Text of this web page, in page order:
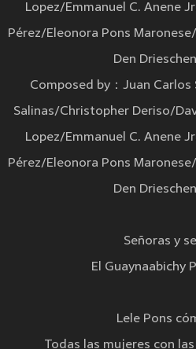
Lopez/Emmanuel C. Anene
Pérez/Eleonora Pons
Den
Composed by：Juan
Salinas/Christopher Deriso/
Lopez/Emmanuel C. Anene
Pérez/Eleonora Pons
Den
Señoras y
El Guaynaabichy
Lele Pons
Todas las mujeres con